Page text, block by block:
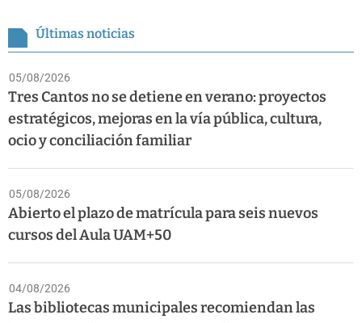
Últimas noticias
05/08/2026
Tres Cantos no se detiene en verano: proyectos
estratégicos, mejoras en la vía pública, cultura,
ocio y conciliación familiar
05/08/2026
Abierto el plazo de matrícula para seis nuevos
cursos del Aula UAM+50
04/08/2026
Las bibliotecas municipales recomiendan las